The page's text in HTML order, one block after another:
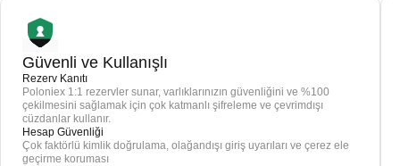
Güvenli ve Kullanışlı
Rezerv Kanıtı
Poloniex 1:1 rezervler sunar, varlıklarınızın güvenliğini ve %100
çekilmesini sağlamak için çok katmanlı şifreleme ve çevrimdışı
cüzdanlar kullanır.
Hesap Güvenliği
Çok faktörlü kimlik doğrulama, olağandışı giriş uyarıları ve çerez ele
geçirme koruması